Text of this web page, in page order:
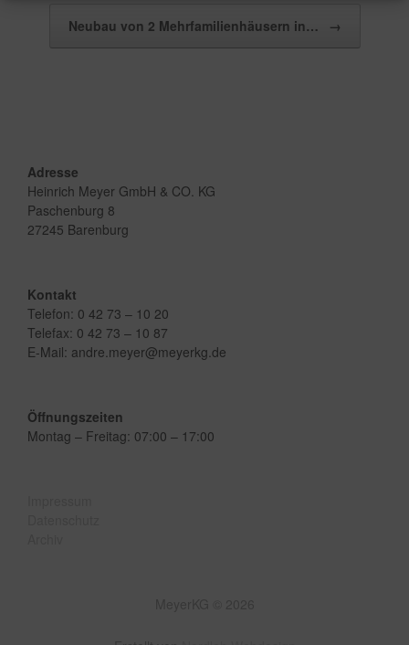
Neubau von 2 Mehrfamilienhäusern in… →
Adresse
Heinrich Meyer GmbH & CO. KG
Paschenburg 8
27245 Barenburg
Kontakt
Telefon: 0 42 73 – 10 20
Telefax: 0 42 73 – 10 87
E-Mail: andre.meyer@meyerkg.de
Öffnungszeiten
Montag – Freitag: 07:00 – 17:00